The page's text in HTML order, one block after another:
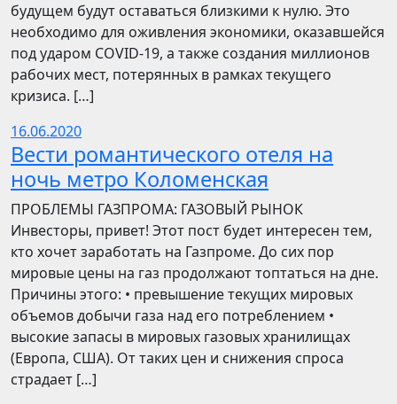
будущем будут оставаться близкими к нулю. Это
необходимо для оживления экономики, оказавшейся
под ударом COVID-19, а также создания миллионов
рабочих мест, потерянных в рамках текущего
кризиса. […]
16.06.2020
Вести романтического отеля на
ночь метро Коломенская
ПРОБЛЕМЫ ГАЗПРОМА: ГАЗОВЫЙ РЫНОК
Инвесторы, привет! Этот пост будет интересен тем,
кто хочет заработать на Газпроме. До сих пор
мировые цены на газ продолжают топтаться на дне.
Причины этого: • превышение текущих мировых
объемов добычи газа над его потреблением •
высокие запасы в мировых газовых хранилищах
(Европа, США). От таких цен и снижения спроса
страдает […]